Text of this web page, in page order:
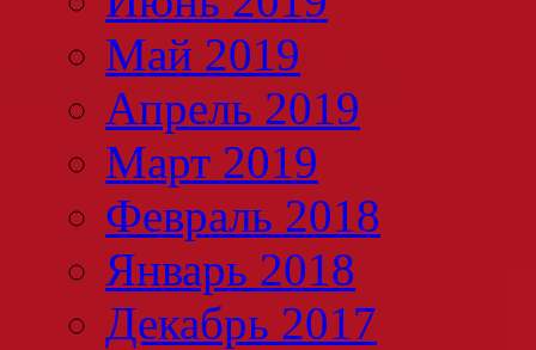
Май 2019
Апрель 2019
Март 2019
Февраль 2018
Январь 2018
Декабрь 2017